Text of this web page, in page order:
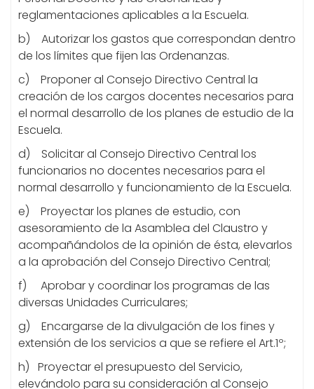
reglamentaciones aplicables a la Escuela.
b) Autorizar los gastos que correspondan dentro
de los límites que fijen las Ordenanzas.
c) Proponer al Consejo Directivo Central la
creación de los cargos docentes necesarios para
el normal desarrollo de los planes de estudio de la
Escuela.
d) Solicitar al Consejo Directivo Central los
funcionarios no docentes necesarios para el
normal desarrollo y funcionamiento de la Escuela.
e) Proyectar los planes de estudio, con
asesoramiento de la Asamblea del Claustro y
acompañándolos de la opinión de ésta, elevarlos
a la aprobación del Consejo Directivo Central;
f) Aprobar y coordinar los programas de las
diversas Unidades Curriculares;
g) Encargarse de la divulgación de los fines y
extensión de los servicios a que se refiere el Art.1º;
h) Proyectar el presupuesto del Servicio,
elevándolo para su consideración al Consejo